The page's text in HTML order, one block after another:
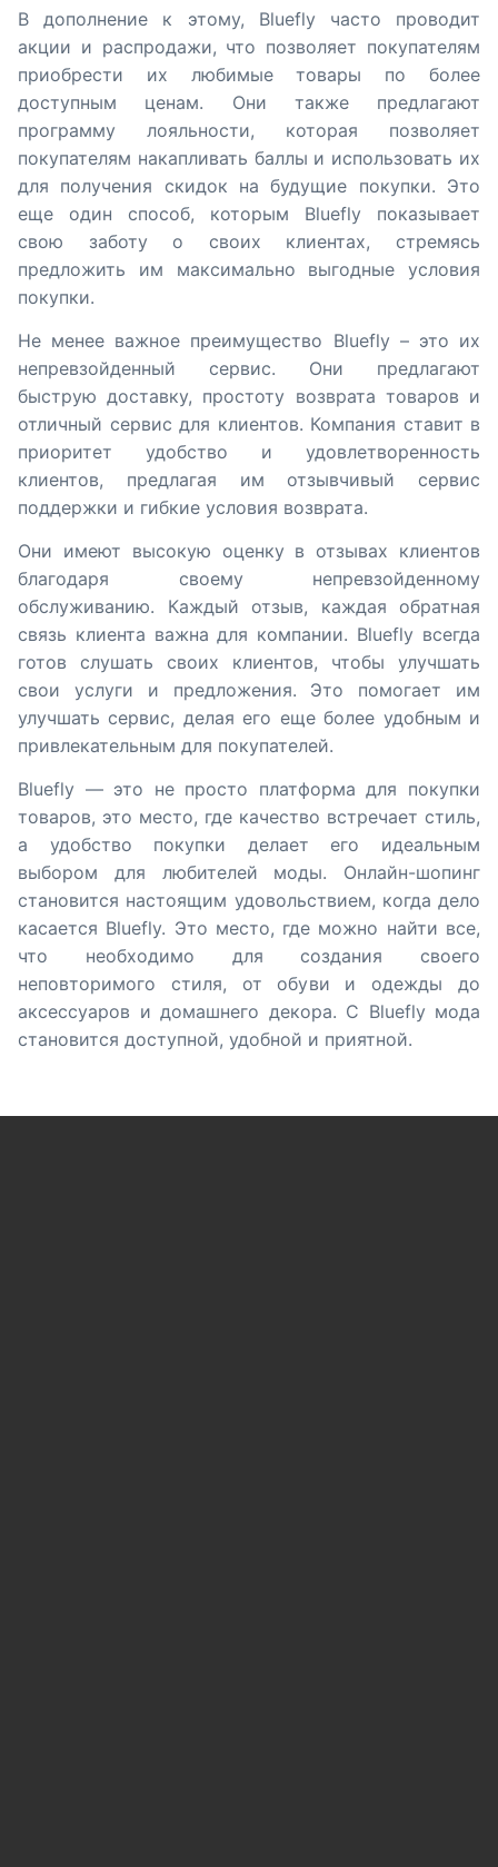
В дополнение к этому, Bluefly часто проводит
акции и распродажи, что позволяет покупателям
приобрести их любимые товары по более
доступным ценам. Они также предлагают
программу лояльности, которая позволяет
покупателям накапливать баллы и использовать их
для получения скидок на будущие покупки. Это
еще один способ, которым Bluefly показывает
свою заботу о своих клиентах, стремясь
предложить им максимально выгодные условия
покупки.
Не менее важное преимущество Bluefly – это их
непревзойденный сервис. Они предлагают
быструю доставку, простоту возврата товаров и
отличный сервис для клиентов. Компания ставит в
приоритет удобство и удовлетворенность
клиентов, предлагая им отзывчивый сервис
поддержки и гибкие условия возврата.
Они имеют высокую оценку в отзывах клиентов
благодаря своему непревзойденному
обслуживанию. Каждый отзыв, каждая обратная
связь клиента важна для компании. Bluefly всегда
готов слушать своих клиентов, чтобы улучшать
свои услуги и предложения. Это помогает им
улучшать сервис, делая его еще более удобным и
привлекательным для покупателей.
Bluefly — это не просто платформа для покупки
товаров, это место, где качество встречает стиль,
а удобство покупки делает его идеальным
выбором для любителей моды. Онлайн-шопинг
становится настоящим удовольствием, когда дело
касается Bluefly. Это место, где можно найти все,
что необходимо для создания своего
неповторимого стиля, от обуви и одежды до
аксессуаров и домашнего декора. С Bluefly мода
становится доступной, удобной и приятной.